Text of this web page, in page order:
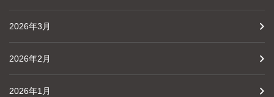
2026年3月
2026年2月
2026年1月